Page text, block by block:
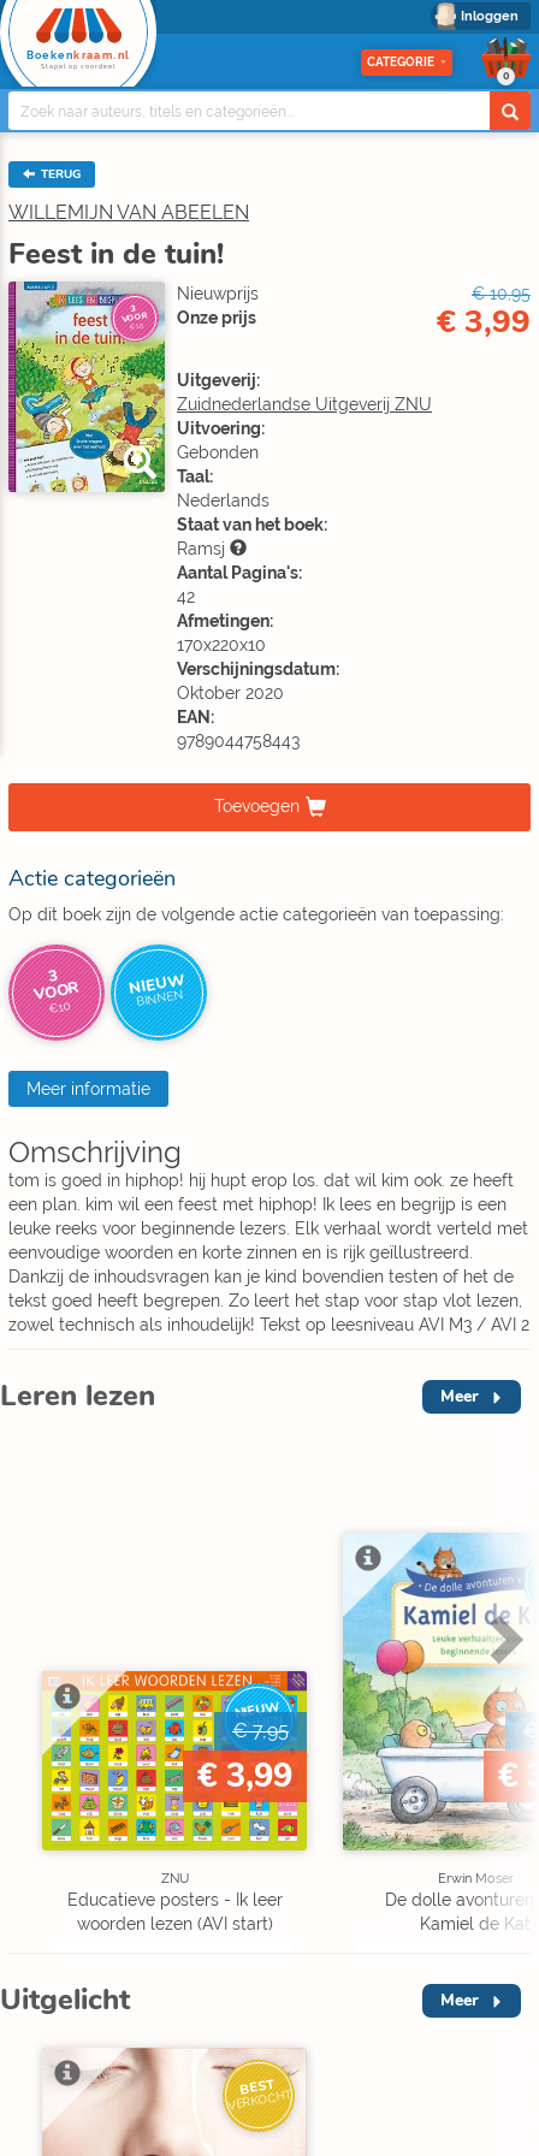
Inloggen
Boeken kraam.nl
Stapel op voordeel CATEGORIE
0
TERUG
WILLEMIJN VAN ABEELEN
Feest in de tuin!
3
VOOR
€10
Nieuwprijs
€ 10,95
Onze prijs
€ 3,99
Uitgeverij:
Zuidnederlandse Uitgeverij ZNU
Uitvoering:
Gebonden
Taal:
Nederlands
Staat van het boek:
Ramsj
Aantal Pagina's:
42
Afmetingen:
170x220x10
Verschijningsdatum:
Oktober 2020
EAN:
9789044758443
Toevoegen
Actie categorieën
Op dit boek zijn de volgende actie categorieën van toepassing:
3
VOOR
€10
NIEUW
BINNEN
Meer informatie
Omschrijving
tom is goed in hiphop! hij hupt erop los. dat wil kim ook. ze heeft
een plan. kim wil een feest met hiphop! Ik lees en begrijp is een
leuke reeks voor beginnende lezers. Elk verhaal wordt verteld met
eenvoudige woorden en korte zinnen en is rijk geïllustreerd.
Dankzij de inhoudsvragen kan je kind bovendien testen of het de
tekst goed heeft begrepen. Zo leert het stap voor stap vlot lezen,
zowel technisch als inhoudelijk! Tekst op leesniveau AVI M3 / AVI 2
Leren lezen Meer
NIEUW
BINNEN
€ 7,95
€ 3,99
ZNU
Educatieve posters - Ik leer
woorden lezen (AVI start)
€
€
Erwin Moser
De dolle avonturen
Kamiel de Kat
Uitgelicht Meer
BEST
VERKOCHT